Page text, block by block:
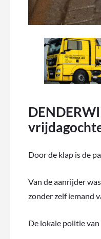
Door de klap is de
Van de aanrijder
zonder zelf iemand
De lokale politie